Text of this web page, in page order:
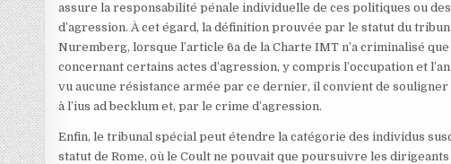
assure la responsabilité pénale individuelle de ces politiques ou
d’agression. À cet égard, la définition prouvée par le statut du
Nuremberg, lorsque l’article 6a de la Charte IMT n’a criminalisé
concernant certains actes d’agression, y compris l’occupation et
vu aucune résistance armée par ce dernier, il convient de
à l’ius ad becklum et, par le crime d’agression.
Enfin, le tribunal spécial peut étendre la catégorie des individus
statut de Rome, où le Coult ne pouvait que poursuivre les